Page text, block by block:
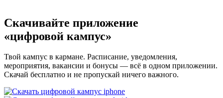
Скачивайте приложение
«цифровой кампус»
Твой кампус в кармане. Расписание, уведомления,
мероприятия, вакансии и бонусы — всё в одном приложении.
Скачай бесплатно и не пропускай ничего важного.